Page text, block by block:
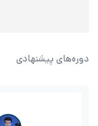
دوره‌های پیشنهادی